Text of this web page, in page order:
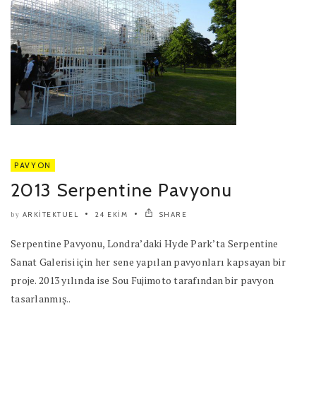
PAVYON
2013 Serpentine Pavyonu
by ARKITEKTUEL 24 EKIM SHARE
Serpentine Pavyonu, Londra’daki Hyde Park’ta Serpentine
Sanat Galerisi için her sene yapılan pavyonları kapsayan bir
proje. 2013 yılında ise Sou Fujimoto tarafından bir pavyon
tasarlanmış..